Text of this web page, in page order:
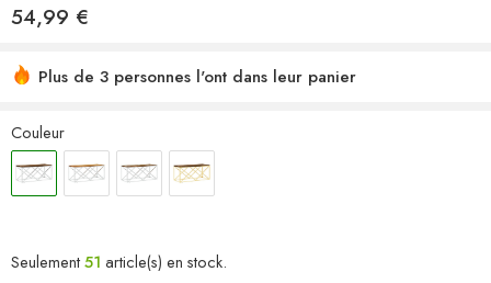
54,99 €
Plus de 3 personnes l'ont dans leur panier
Couleur
Seulement51 article(s) en stock.